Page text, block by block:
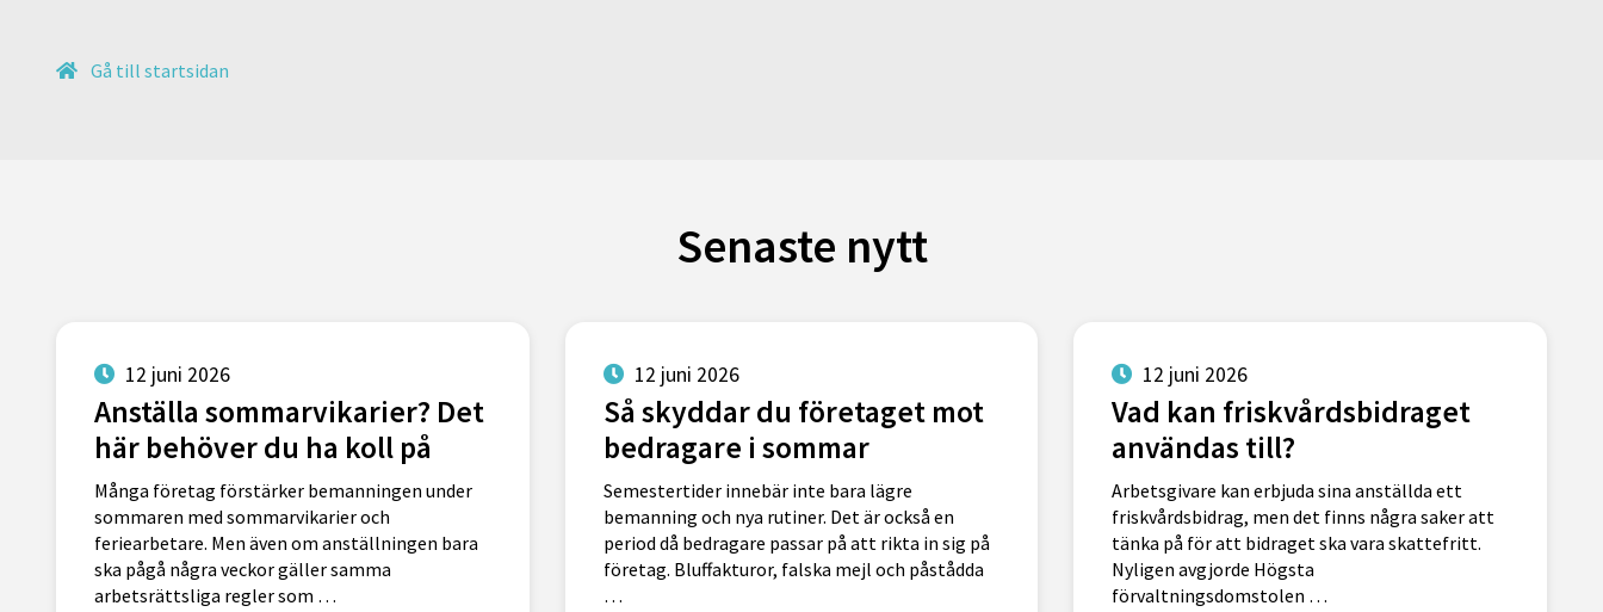
Gå till startsidan
Senaste nytt
12 juni 2026
Anställa sommarvikarier? Det
här behöver du ha koll på
Många företag förstärker bemanningen under
sommaren med sommarvikarier och
feriearbetare. Men även om anställningen bara
ska pågå några veckor gäller samma
arbetsrättsliga regler som …
12 juni 2026
Så skyddar du företaget mot
bedragare i sommar
Semestertider innebär inte bara lägre
bemanning och nya rutiner. Det är också en
period då bedragare passar på att rikta in sig på
företag. Bluffakturor, falska mejl och påstådda
…
12 juni 2026
Vad kan friskvårdsbidraget
användas till?
Arbetsgivare kan erbjuda sina anställda ett
friskvårdsbidrag, men det finns några saker att
tänka på för att bidraget ska vara skattefritt.
Nyligen avgjorde Högsta
förvaltningsdomstolen …